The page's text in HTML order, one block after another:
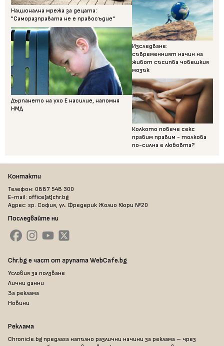
Национална мрежа за децата:
"Саморазправата не е правосъдие"
Дърпането на ухо Е насилие, напомня
НМД
Изследване:
съвременният начин на
живот съсипва човешкия
мозък
Колкото повече секс
правим правим - толкова
по-силна е любовта?
Контакти
Телефон: 0887 548 300
E-mail: office[at]chr.bg
Адрес: гр. София, ул. Фредерик Жолио Кюри №20
Последвайте ни
Chr.bg е част от групата WebCafe.bg
Условия за ползване
Лични данни
За реклама
Новини
Реклама
Chronicle.bg предлага напълно различни начини за реклама – чрез